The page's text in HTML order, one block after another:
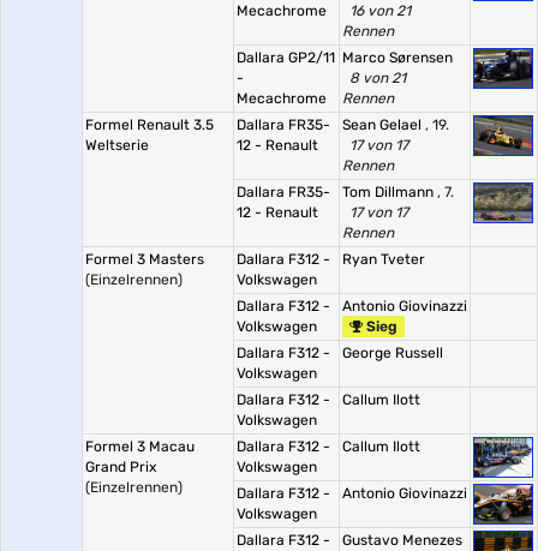
Mecachrome
16 von 21
Rennen
Dallara GP2/11
-
Mecachrome
Marco Sørensen
8 von 21
Rennen
Formel Renault 3.5
Weltserie
Dallara FR35-
12 - Renault
Sean Gelael , 19.
17 von 17
Rennen
Dallara FR35-
12 - Renault
Tom Dillmann , 7.
17 von 17
Rennen
Formel 3 Masters
(Einzelrennen)
Dallara F312 -
Volkswagen
Ryan Tveter
Dallara F312 -
Volkswagen
Antonio Giovinazzi
Sieg
Dallara F312 -
Volkswagen
George Russell
Dallara F312 -
Volkswagen
Callum Ilott
Formel 3 Macau
Grand Prix
(Einzelrennen)
Dallara F312 -
Volkswagen
Callum Ilott
Dallara F312 -
Volkswagen
Antonio Giovinazzi
Dallara F312 -
Gustavo Menezes